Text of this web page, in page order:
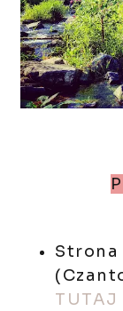
TUTAJ